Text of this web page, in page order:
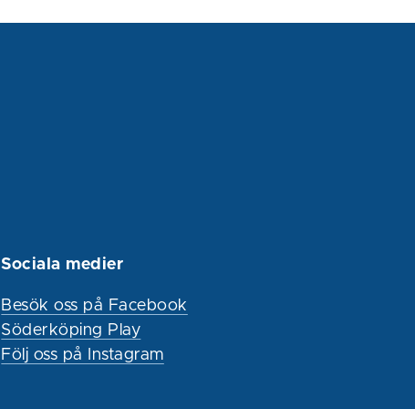
Sociala medier
Besök oss på Facebook
Söderköping Play
Följ oss på Instagram